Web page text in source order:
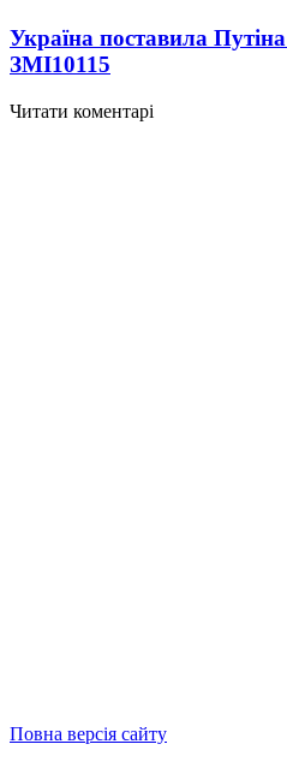
Україна поставила
ЗМІ10115
Читати коментарі
Повна версія сайту